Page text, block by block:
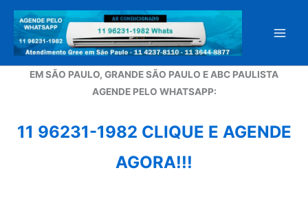
para
conteúdo
EM SÃO PAULO, GRANDE SÃO PAULO E ABC PAULISTA
AGENDE PELO WHATSAPP:
11 96231-1982 CLIQUE E AGENDE
AGORA!!!